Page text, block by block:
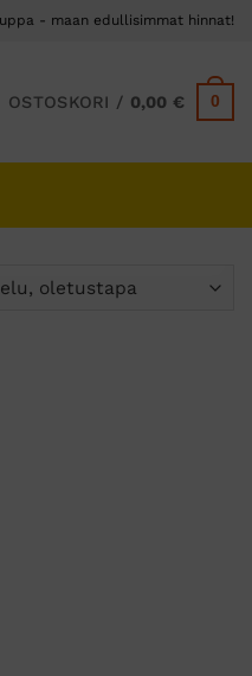
- maan edullisimmat hinnat!
OSTOSKORI / 0,00€ 0